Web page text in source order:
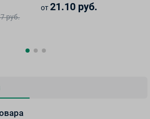
руб.
от21.10 руб.